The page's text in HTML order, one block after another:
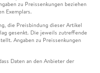
zu Preissenkungen beziehen
Exemplars.
die Preisbindung dieser Artikel
gesenkt. Die jeweils zutreffende
Angaben zu Preissenkungen
Daten an den Anbieter der